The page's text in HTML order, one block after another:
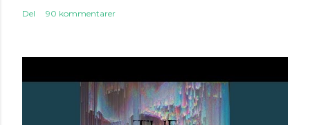
Del 90 kommentarer